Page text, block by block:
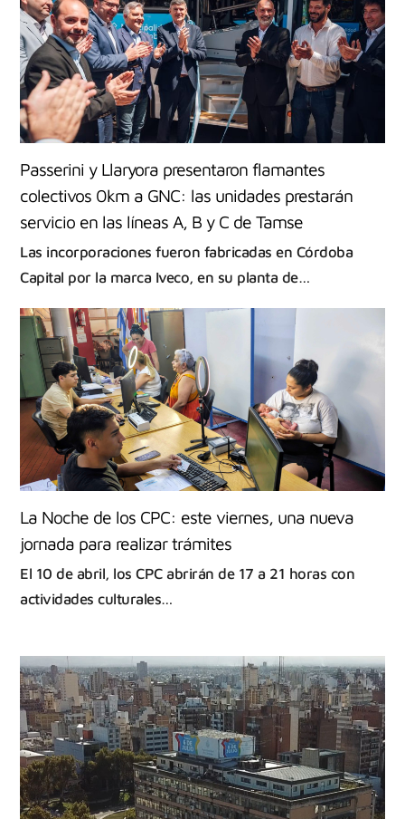
Passerini y Llaryora presentaron flamantes
colectivos 0km a GNC: las unidades prestarán
servicio en las líneas A, B y C de Tamse
Las incorporaciones fueron fabricadas en Córdoba
Capital por la marca Iveco, en su planta de…
La Noche de los CPC: este viernes, una nueva
jornada para realizar trámites
El 10 de abril, los CPC abrirán de 17 a 21 horas con
actividades culturales…